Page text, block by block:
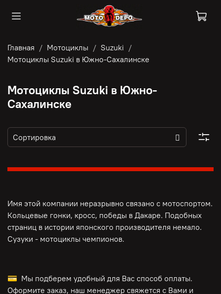
Главная Мотоциклы
Suzuki
Мотоциклы Suzuki в Южно-Сахалинске
Мотоциклы Suzuki в Южно-
Сахалинске
Имя этой компании неразрывно связано с мотоспортом.
Кольцевые гонки, кросс, победы в Дакаре. Подобных
страниц в истории японского производителя немало.
Сузуки - мотоциклы чемпионов.
💳 Мы подберем удобный для Вас способ оплаты.
Оформите заказ, наш менеджер свяжется с Вами и